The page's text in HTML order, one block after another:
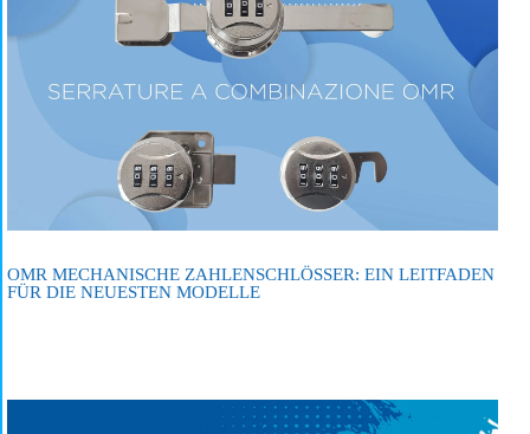
OMR MECHANISCHE ZAHLENSCHLÖSSER: EIN LEITFADEN
FÜR DIE NEUESTEN MODELLE